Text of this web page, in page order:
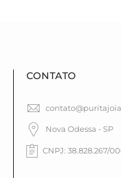
CONTATO
Nova Odessa - SP
CNPJ: 38.828.267/